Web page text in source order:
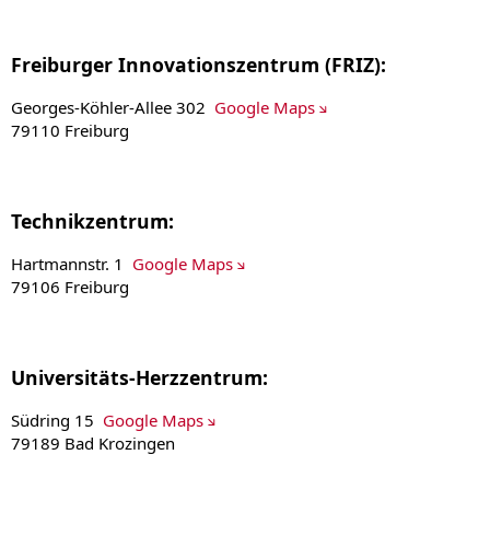
Freiburger Innovationszentrum (FRIZ):
Georges-Köhler-Allee 302 Google Maps
79110 Freiburg
Technikzentrum:
Hartmannstr. 1 Google Maps
79106 Freiburg
Universitäts-Herzzentrum:
Südring 15 Google Maps
79189 Bad Krozingen